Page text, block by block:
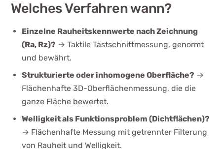
Welches Verfahren wann?
Einzelne Rauheitskennwerte nach Zeichnung
(Ra, Rz)? → Taktile Tastschnittmessung, genormt
und bewährt.
Strukturierte oder inhomogene Oberfläche? →
Flächenhafte 3D-Oberflächenmessung, die die
ganze Fläche bewertet.
Welligkeit als Funktionsproblem (Dichtflächen)?
→ Flächenhafte Messung mit getrennter Filterung
von Rauheit und Welligkeit.